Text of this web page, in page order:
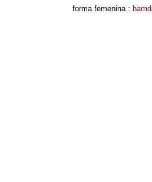
forma femenina :